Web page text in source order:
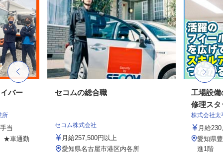
バー
所
当
★車通勤
セコムの総合職
セコム株式会社
月給257,500円以上
愛知県名古屋市港区内各所
工場設備
修理スタ
株式会社太
月給
愛知県
進1階